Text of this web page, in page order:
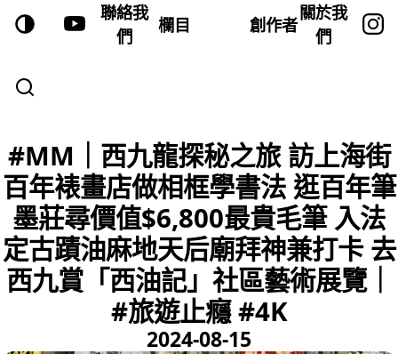
聯絡我
們
欄目 創作者
關於我
們
#MM｜西九龍探秘之旅 訪上海街
百年裱畫店做相框學書法 逛百年筆
墨莊尋價值$6,800最貴毛筆 入法
定古蹟油麻地天后廟拜神兼打卡 去
西九賞「西油記」社區藝術展覽｜
#旅遊止癮 #4K
2024-08-15